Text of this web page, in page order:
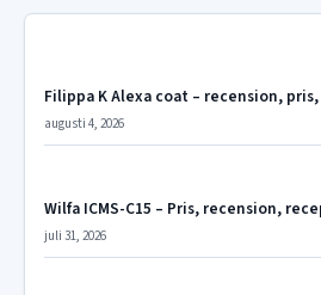
Filippa K Alexa coat – recension,
augusti 4, 2026
Wilfa ICMS-C15 – Pris, recension,
juli 31, 2026